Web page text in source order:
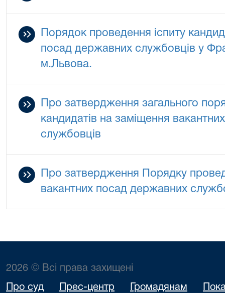
Порядок проведення іспиту
посад державних службовців у
м.Львова.
Про затвердження загального
кандидатів на заміщення
службовців
Про затвердження Порядку
вакантних посад державних
2026 © Всі права захищені
Про суд Прес-центр Громадянам